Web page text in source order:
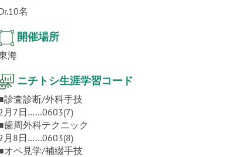
名
開催場所
海
ニチトシ生涯学習コード
診査診断/外科手技
月7日……0603(7)
歯周外科テクニック
月8日……0603(8)
オペ見学/補綴手技